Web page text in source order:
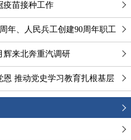
疫苗接种工作
年、人民兵工创建90周年职工
辉来北奔重汽调研
推动党史学习教育扎根基层